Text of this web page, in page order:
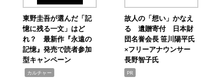
東野圭吾が選んだ「記
憶に残る一文」はど
れ？ 最新作『永遠の
記憶』発売で読者参加
型キャンペーン
カルチャー
故人の「想い」かなえ
る 遺贈寄付 日本財
団名誉会長 笹川陽平氏
×フリーアナウンサー
長野智子氏
PR